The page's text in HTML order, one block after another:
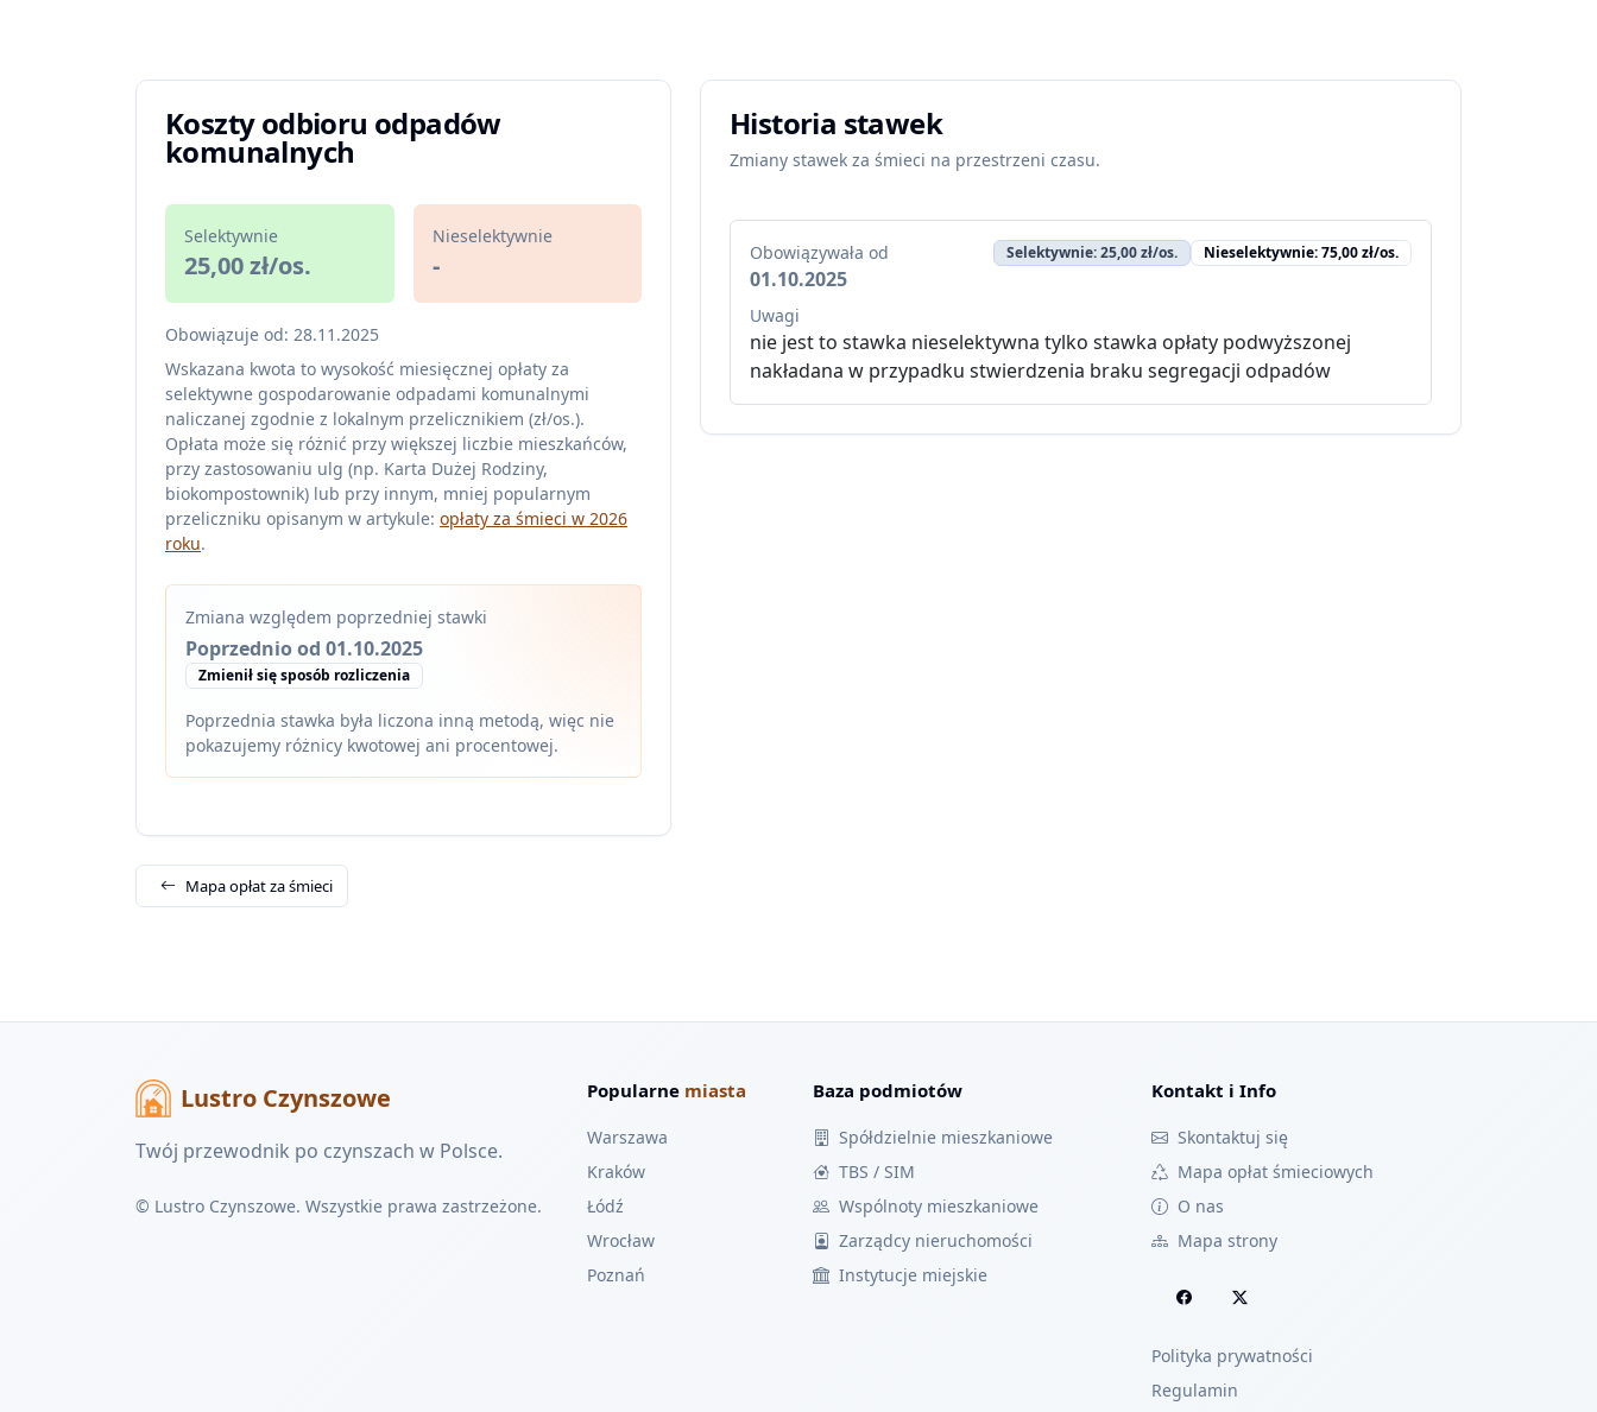
Koszty odbioru odpadów
komunalnych
Selektywnie
25,00 zł/os.
Nieselektywnie
-
Obowiązuje od: 28.11.2025
Wskazana kwota to wysokość miesięcznej opłaty za
selektywne gospodarowanie odpadami komunalnymi
naliczanej zgodnie z lokalnym przelicznikiem (zł/os.).
Opłata może się różnić przy większej liczbie mieszkańców,
przy zastosowaniu ulg (np. Karta Dużej Rodziny,
biokompostownik) lub przy innym, mniej popularnym
przeliczniku opisanym w artykule: opłaty za śmieci w 2026
roku.
Zmiana względem poprzedniej stawki
Poprzednio od 01.10.2025
Zmienił się sposób rozliczenia
Poprzednia stawka była liczona inną metodą, więc nie
pokazujemy różnicy kwotowej ani procentowej.
Historia stawek
Zmiany stawek za śmieci na przestrzeni czasu.
Obowiązywała od
01.10.2025
Selektywnie: 25,00 zł/os. Nieselektywnie: 75,00 zł/os.
Uwagi
nie jest to stawka nieselektywna tylko stawka opłaty podwyższonej
nakładana w przypadku stwierdzenia braku segregacji odpadów
Mapa opłat za śmieci
Lustro Czynszowe
Twój przewodnik po czynszach w Polsce.
© Lustro Czynszowe. Wszystkie prawa zastrzeżone.
Popularne miasta
Warszawa
Kraków
Łódź
Wrocław
Poznań
Baza podmiotów
Spółdzielnie mieszkaniowe
TBS / SIM
Wspólnoty mieszkaniowe
Zarządcy nieruchomości
Instytucje miejskie
Kontakt i Info
Skontaktuj się
Mapa opłat śmieciowych
O nas
Mapa strony
Polityka prywatności
Regulamin